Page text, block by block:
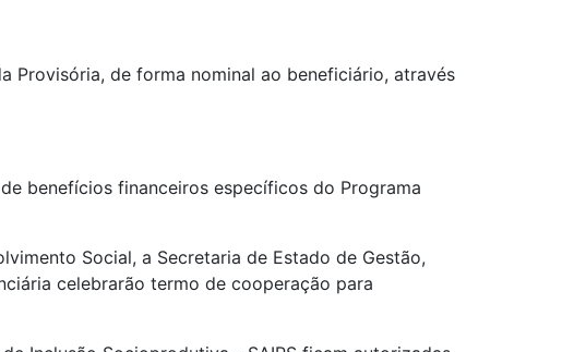
Provisória, de forma nominal ao beneficiário, através
benefícios financeiros específicos do Programa
Social, a Secretaria de Estado de Gestão,
celebrarão termo de cooperação para